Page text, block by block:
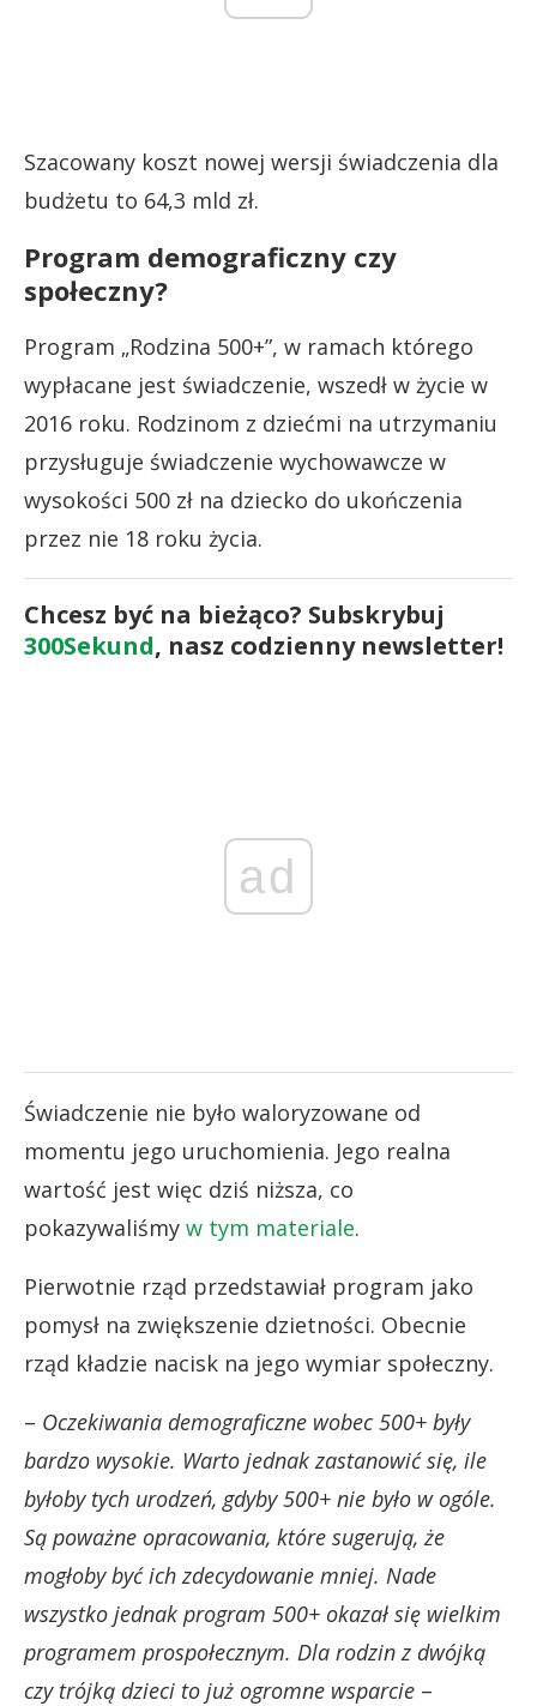
Szacowany koszt nowej wersji świadczenia dla
budżetu to 64,3 mld zł.
Program demograficzny czy
społeczny?
Program „Rodzina 500+”, w ramach którego
wypłacane jest świadczenie, wszedł w życie w
2016 roku. Rodzinom z dziećmi na utrzymaniu
przysługuje świadczenie wychowawcze w
wysokości 500 zł na dziecko do ukończenia
przez nie 18 roku życia.
Chcesz być na bieżąco? Subskrybuj
300Sekund, nasz codzienny newsletter!
ad
Świadczenie nie było waloryzowane od
momentu jego uruchomienia. Jego realna
wartość jest więc dziś niższa, co
pokazywaliśmy w tym materiale.
Pierwotnie rząd przedstawiał program jako
pomysł na zwiększenie dzietności. Obecnie
rząd kładzie nacisk na jego wymiar społeczny.
– Oczekiwania demograficzne wobec 500+ były
bardzo wysokie. Warto jednak zastanowić się, ile
byłoby tych urodzeń, gdyby 500+ nie było w ogóle.
Są poważne opracowania, które sugerują, że
mogłoby być ich zdecydowanie mniej. Nade
wszystko jednak program 500+ okazał się wielkim
programem prospołecznym. Dla rodzin z dwójką
czy trójką dzieci to już ogromne wsparcie –